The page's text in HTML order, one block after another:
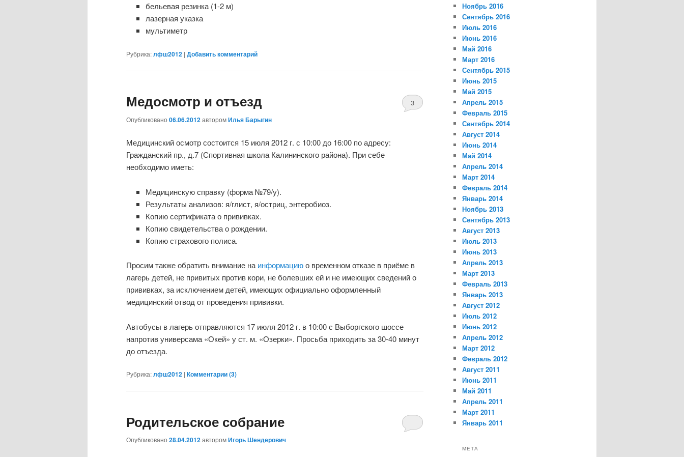
бельевая резинка (1-2 м)
лазерная указка
мультиметр
Рубрика:лфш2012 | Добавить комментарий
Медосмотр и отъезд
Опубликовано 06.06.2012авторомИлья Барыгин
3
Медицинский осмотр состоится 15 июля 2012 г. с 10:00 до 16:00 по адресу:
Гражданский пр., д.7 (Спортивная школа Калининского района). При себе
необходимо иметь:
Медицинскую справку (форма №79/у).
Результаты анализов: я/глист, я/остриц, энтеробиоз.
Копию сертификата о прививках.
Копию свидетельства о рождении.
Копию страхового полиса.
Просим также обратить внимание на информациюо временном отказе в приёме в
лагерь детей, не привитых против кори, не болевших ей и не имеющих сведений о
прививках, за исключением детей, имеющих официально оформленный
медицинский отвод от проведения прививки.
Автобусы в лагерь отправляются 17 июля 2012 г. в 10:00 с Выборгского шоссе
напротив универсама «Окей» у ст. м. «Озерки». Просьба приходить за 30-40 минут
до отъезда.
Рубрика:лфш2012 | Комментарии (3)
Родительское собрание
Опубликовано 28.04.2012авторомИгорь Шендерович
Ноябрь 2016
Сентябрь 2016
Июль 2016
Июнь 2016
Май 2016
Март 2016
Сентябрь 2015
Июнь 2015
Май 2015
Апрель 2015
Февраль 2015
Сентябрь 2014
Август 2014
Июнь 2014
Май 2014
Апрель 2014
Март 2014
Февраль 2014
Январь 2014
Ноябрь 2013
Сентябрь 2013
Август 2013
Июль 2013
Июнь 2013
Апрель 2013
Март 2013
Февраль 2013
Январь 2013
Август 2012
Июль 2012
Июнь 2012
Апрель 2012
Март 2012
Февраль 2012
Август 2011
Июнь 2011
Май 2011
Апрель 2011
Март 2011
Январь 2011
МЕТА